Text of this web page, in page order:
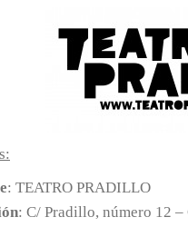
: TEATRO PRADILLO
: C/ Pradillo, número 12 –